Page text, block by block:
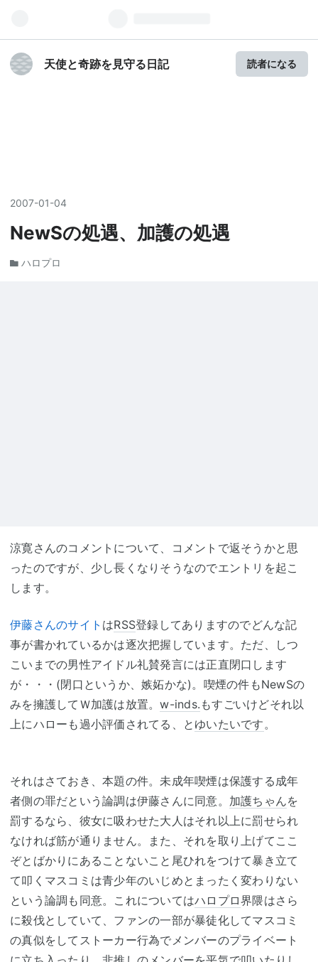
天使と奇跡を見守る日記 読者になる
2007-01-04
NewSの処遇、加護の処遇
ハロプロ
涼寛さんのコメントについて、コメントで返そうかと思
ったのですが、少し長くなりそうなのでエントリを起こ
します。
伊藤さんのサイト はRSS登録してありますのでどんな記
事が書かれているかは逐次把握しています。ただ、しつ
こいまでの男性アイドル礼賛発言には正直閉口します
が・・・(閉口というか、嫉妬かな)。喫煙の件もNewSの
みを擁護してＷ加護は放置。w-inds. もすごいけどそれ以
上にハローも過小評価されてる、と ゆいたいです。
それはさておき、本題の件。未成年喫煙は保護する成年
者側の罪だという論調は伊藤さんに同意。 加護ちゃんを
罰するなら、彼女に吸わせた大人はそれ以上に罰せられ
なければ筋が通りません。また、それを取り上げてここ
ぞとばかりにあることないこと尾ひれをつけて暴き立て
て叩くマスコミは青少年のいじめとまったく変わりない
という論調も同意。これについてはハロプロ界隈はさら
に殺伐としていて、ファンの一部が暴徒化してマスコミ
の真似をしてストーカー行為でメンバーのプライベート